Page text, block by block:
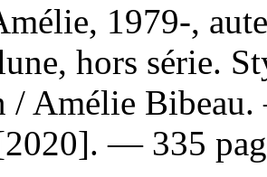
1979-,
hors série.
/ Amélie
— 335